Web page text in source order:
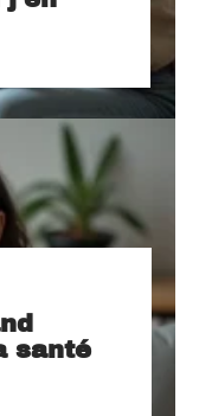
santé